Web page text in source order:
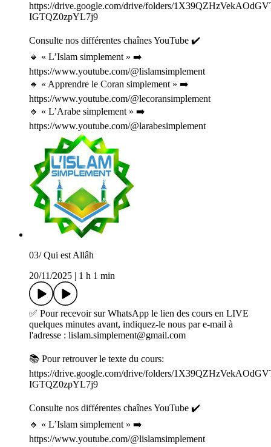
https://drive.google.com/drive/folders/
IGTQZ0zpYL7j9
Consulte nos différentes chaînes YouTube ✔️
🔸 « L’Islam simplement » ➡️
⁠⁠https://www.youtube.com/@lislamsimplement⁠⁠
🔸 « Apprendre le Coran simplement » ➡️⁠
https://www.youtube.com/@lecoransimplement
🔸 « L’Arabe simplement » ➡️
⁠⁠https://www.youtube.com/@larabesimplement
03/ Qui est Allâh
20/11/2025
1 h 1 min
✅ Pour recevoir sur WhatsApp le lien des cours en LIVE
quelques minutes avant, indiquez-le nous par e-mail à
l'adresse : lislam.simplement@gmail.com
📚 Pour retrouver le texte du cours:
https://drive.google.com/drive/folders/
IGTQZ0zpYL7j9
Consulte nos différentes chaînes YouTube ✔️
🔸 « L’Islam simplement » ➡️
⁠⁠https://www.youtube.com/@lislamsimplement⁠⁠